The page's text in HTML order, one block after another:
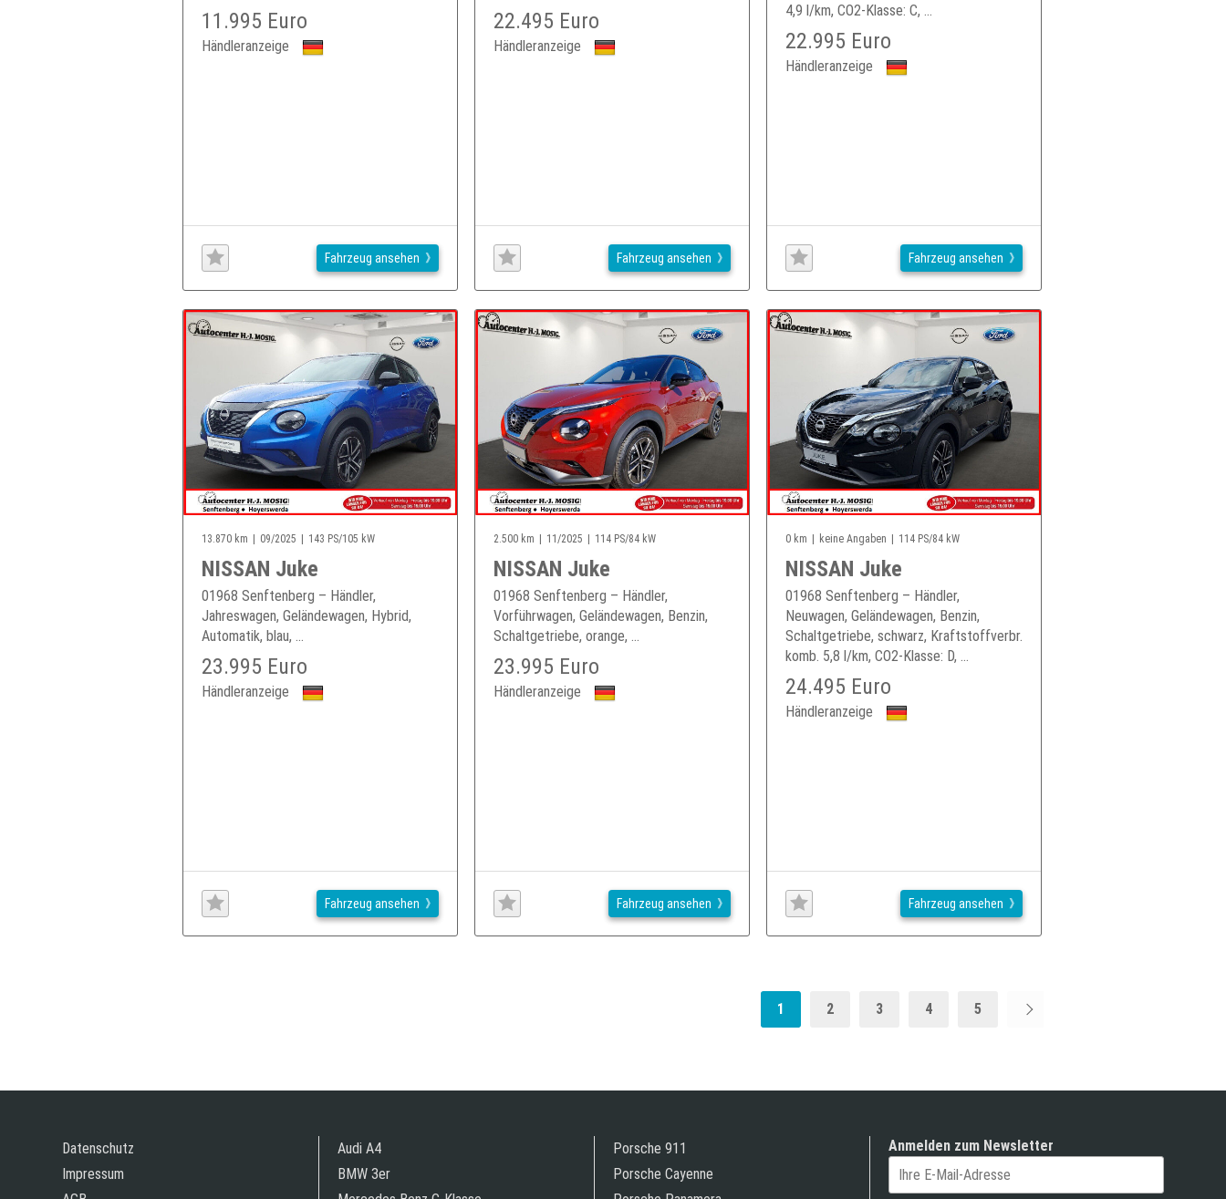
11.995 Euro
Händleranzeige
Fahrzeug ansehen
22.495 Euro
Händleranzeige
Fahrzeug ansehen
4,9 l/km, CO2-Klasse: C, ...
22.995 Euro
Händleranzeige
Fahrzeug ansehen
13.870 km 09/2025 143 PS/105 kW
NISSAN Juke
01968 Senftenberg – Händler,
Jahreswagen, Geländewagen, Hybrid,
Automatik, blau, ...
23.995 Euro
Händleranzeige
Fahrzeug ansehen
2.500 km 11/2025 114 PS/84 kW
NISSAN Juke
01968 Senftenberg – Händler,
Vorführwagen, Geländewagen, Benzin,
Schaltgetriebe, orange, ...
23.995 Euro
Händleranzeige
Fahrzeug ansehen
0 km keine Angaben 114 PS/84 kW
NISSAN Juke
01968 Senftenberg – Händler,
Neuwagen, Geländewagen, Benzin,
Schaltgetriebe, schwarz, Kraftstoffverbr.
komb. 5,8 l/km, CO2-Klasse: D, ...
24.495 Euro
Händleranzeige
Fahrzeug ansehen
1 2 3 4 5
Datenschutz
Impressum
Audi A4
BMW 3er
Porsche 911
Porsche Cayenne
Anmelden zum Newsletter